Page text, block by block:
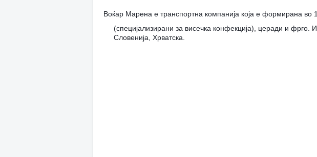
Воќар Марена е транспортна компанија која е формирана
(специјализирани за висечка конфекција), церади и фрго.
Словенија, Хрватска.